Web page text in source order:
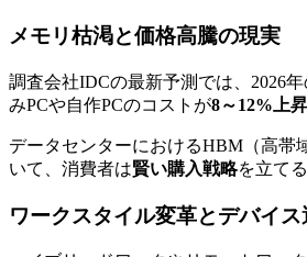
メモリ枯渇と価格高騰の現実
調査会社IDCの最新予測では、2026
みPCや自作PCのコストが8～12%上昇
データセンターにおけるHBM（高帯
いて、消費者は賢い購入戦略を立て
ワークスタイル変革とデバイ